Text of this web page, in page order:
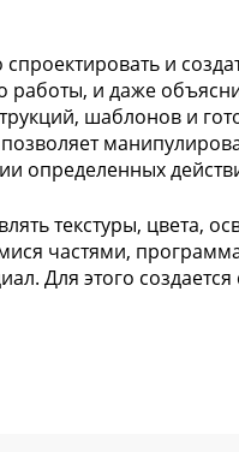
и
работы, и даже
шаблонов и
определенных
текстуры, цвета,
частями,
Для этого